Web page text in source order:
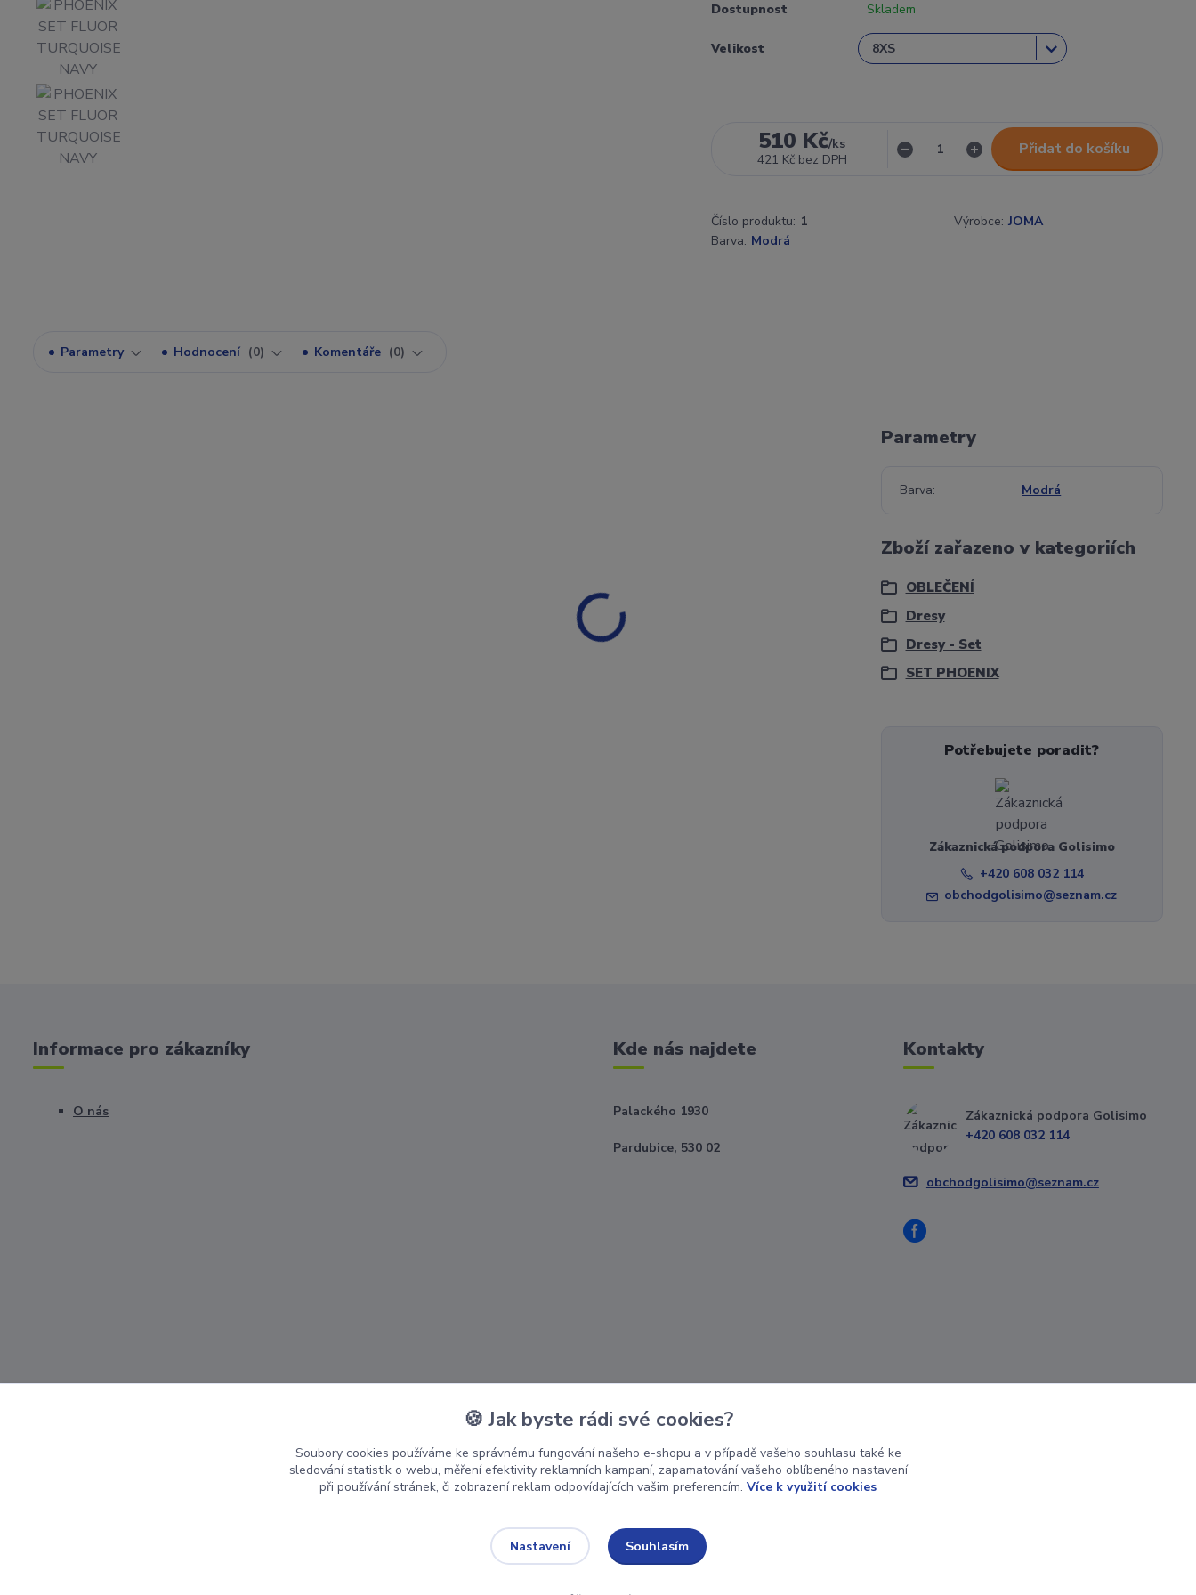
Dostupnost Skladem
Velikost
510 Kč/ks
421 Kč bez DPH
Přidat do košíku
Číslo produktu: 1 Výrobce: JOMA
Barva: Modrá
Parametry Hodnocení 0 Komentáře 0
Parametry
Barva Modrá
Zboží zařazeno v kategoriích
OBLEČENÍ
Dresy
Dresy - Set
SET PHOENIX
Potřebujete poradit?
Zákaznická podpora Golisimo
+420 608 032 114
obchodgolisimo@seznam.cz
Informace pro zákazníky
O nás
Kde nás najdete
Palackého 1930
Pardubice, 530 02
Kontakty
Zákaznická podpora Golisimo
+420 608 032 114
obchodgolisimo@seznam.cz
🍪 Jak byste rádi své cookies?
Soubory cookies používáme ke správnému fungování našeho e-shopu a v případě vašeho souhlasu také ke
sledování statistik o webu, měření efektivity reklamních kampaní, zapamatování vašeho oblíbeného nastavení
při používání stránek, či zobrazení reklam odpovídajících vašim preferencím. Více k využití cookies
Nastavení Souhlasím